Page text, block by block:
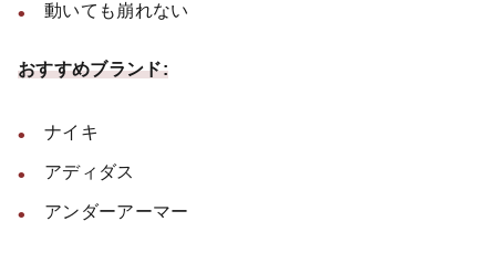
動いても崩れない
おすすめブランド:
ナイキ
アディダス
アンダーアーマー